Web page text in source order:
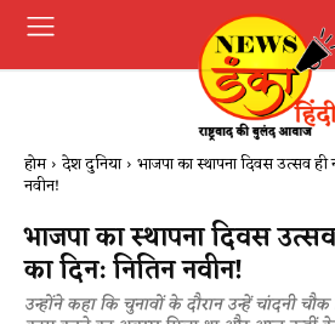
होम देश दुनिया भाजपा का स्थापना दिवस उत्सव
नवीन!
भाजपा का स्थापना दिवस
का दिन: नितिन नवीन!
उन्होंने कहा कि चुनावों के दौरान उन्हें चांदनी